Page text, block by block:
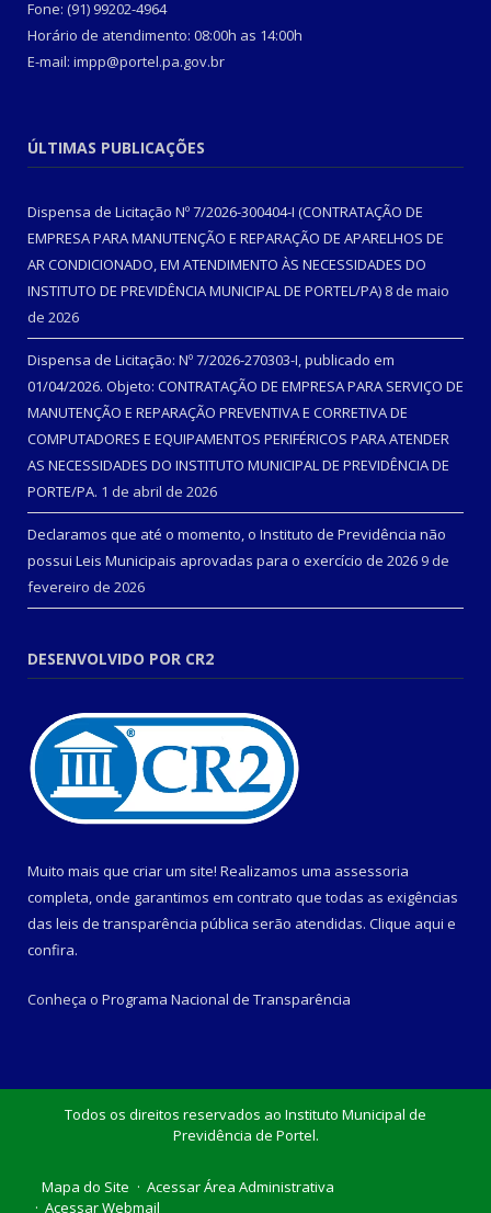
Fone: (91) 99202-4964
Horário de atendimento: 08:00h as 14:00h
E-mail: impp@portel.pa.gov.br
ÚLTIMAS PUBLICAÇÕES
Dispensa de Licitação Nº 7/2026-300404-I (CONTRATAÇÃO DE
EMPRESA PARA MANUTENÇÃO E REPARAÇÃO DE APARELHOS DE
AR CONDICIONADO, EM ATENDIMENTO ÀS NECESSIDADES DO
INSTITUTO DE PREVIDÊNCIA MUNICIPAL DE PORTEL/PA) 8 de maio
de 2026
Dispensa de Licitação: Nº 7/2026-270303-I, publicado em
01/04/2026. Objeto: CONTRATAÇÃO DE EMPRESA PARA SERVIÇO DE
MANUTENÇÃO E REPARAÇÃO PREVENTIVA E CORRETIVA DE
COMPUTADORES E EQUIPAMENTOS PERIFÉRICOS PARA ATENDER
AS NECESSIDADES DO INSTITUTO MUNICIPAL DE PREVIDÊNCIA DE
PORTE/PA. 1 de abril de 2026
Declaramos que até o momento, o Instituto de Previdência não
possui Leis Municipais aprovadas para o exercício de 2026 9 de
fevereiro de 2026
DESENVOLVIDO POR CR2
Muito mais que criar um site! Realizamos uma assessoria
completa, onde garantimos em contrato que todas as exigências
das leis de transparência pública serão atendidas. Clique aqui e
confira.
Conheça o Programa Nacional de Transparência
Todos os direitos reservados ao Instituto Municipal de
Previdência de Portel.
Mapa do Site
Acessar Área Administrativa
Acessar Webmail